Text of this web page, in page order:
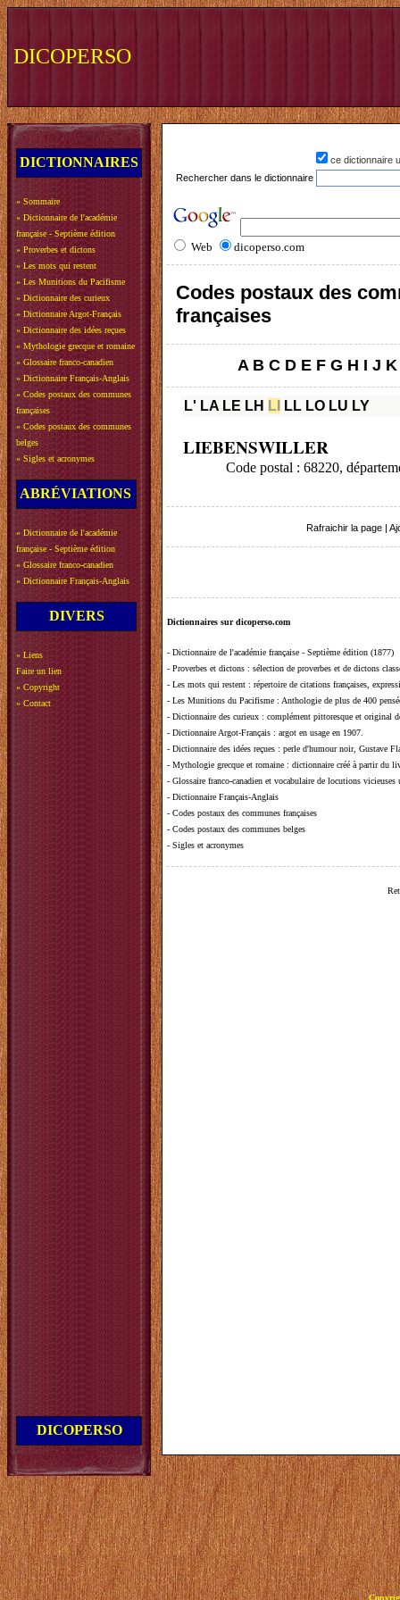
DICOPERSO
DICTIONNAIRES
» Sommaire
» Dictionnaire de l'académie
française - Septième édition
» Proverbes et dictons
» Les mots qui restent
» Les Munitions du Pacifisme
» Dictionnaire des curieux
» Dictionnaire Argot-Français
» Dictionnaire des idées reçues
» Mythologie grecque et romaine
» Glossaire franco-canadien
» Dictionnaire Français-Anglais
» Codes postaux des communes
françaises
» Codes postaux des communes
belges
» Sigles et acronymes
ABRÉVIATIONS
» Dictionnaire de l'académie
française - Septième édition
» Glossaire franco-canadien
» Dictionnaire Français-Anglais
DIVERS
» Liens
Faire un lien
» Copyright
» Contact
DICOPERSO
ce dictionnaire
Rechercher dans le dictionnaire
Web dicoperso.com
Codes postaux des
françaises
A B C D E F G H I J K
L' LA LE LH LI LL LO LU LY
LIEBENSWILLER
Code postal : 68220,
Rafraichir la page
Dictionnaires sur dicoperso.com
- Dictionnaire de l'académie française - Septième édition (1877)
- Proverbes et dictons : sélection de proverbes et de dictons
- Les mots qui restent : répertoire de citations françaises,
- Les Munitions du Pacifisme : Anthologie de plus de 400
- Dictionnaire des curieux : complément pittoresque et original
- Dictionnaire Argot-Français : argot en usage en 1907.
- Dictionnaire des idées reçues : perle d'humour noir, Gustave
- Mythologie grecque et romaine : dictionnaire créé à partir du
- Glossaire franco-canadien et vocabulaire de locutions vicieuses
- Dictionnaire Français-Anglais
- Codes postaux des communes françaises
- Codes postaux des communes belges
- Sigles et acronymes